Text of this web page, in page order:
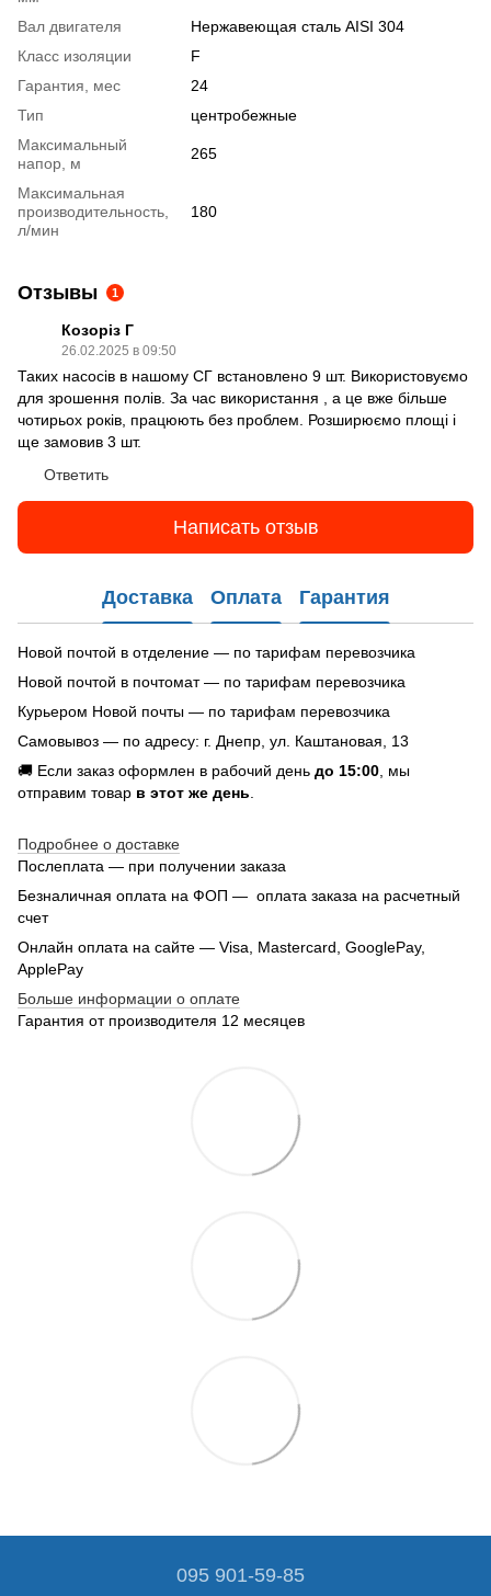
Вал двигателя
Нержавеющая сталь AISI 304
Класс изоляции
F
Гарантия, мес
24
Тип
центробежные
Максимальный
напор, м
265
Максимальная
производительность,
л/мин
180
Отзывы 1
Козоріз Г
26.02.2025 в 09:50
Таких насосів в нашому СГ встановлено 9 шт. Використовуємо
для зрошення полів. За час використання , а це вже більше
чотирьох років, працюють без проблем. Розширюємо площі і
ще замовив 3 шт.
Ответить
Написать отзыв
Доставка Оплата Гарантия
Новой почтой в отделение — по тарифам перевозчика
Новой почтой в почтомат — по тарифам перевозчика
Курьером Новой почты — по тарифам перевозчика
Самовывоз — по адресу: г. Днепр, ул. Каштановая, 13
🚚 Если заказ оформлен в рабочий день до 15:00 , мы
отправим товар в этот же день
Подробнее о доставке
Послеплата — при получении заказа
Безналичная оплата на ФОП — оплата заказа на расчетный
счет
Онлайн оплата на сайте — Visa, Mastercard, GooglePay,
ApplePay
Больше информации о оплате
Гарантия от производителя 12 месяцев
095 901-59-85